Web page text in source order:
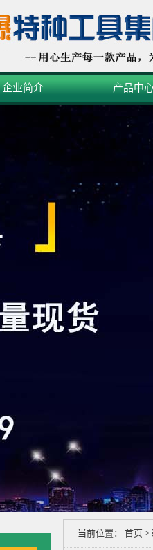
企业简介 产品中
当前位置： 首页 >